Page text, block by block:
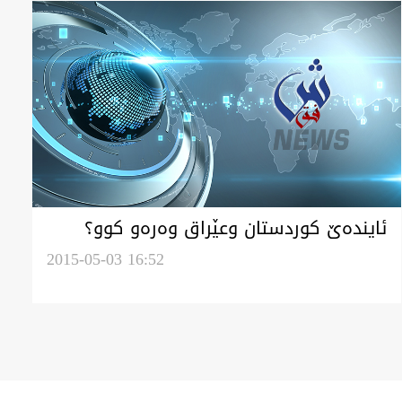
ئاينده‌ێ كوردستان‌ وعێراق وه‌ره‌و كوو؟
2015-05-03 16:52